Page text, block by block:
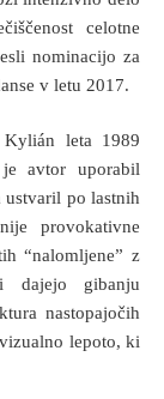
celotne
nominacijo za
v letu 2017.
leta 1989
avtor uporabil
po lastnih
provokativne
“nalomljene” z
dajejo gibanju
nastopajočih
lepoto, ki